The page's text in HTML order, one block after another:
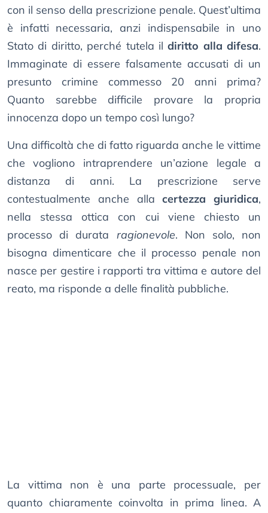
con il senso della prescrizione penale. Quest’ultima
è infatti necessaria, anzi indispensabile in uno
Stato di diritto, perché tutela ildiritto alla difesa.
Immaginate di essere falsamente accusati di un
presunto crimine commesso 20 anni prima?
Quanto sarebbe difficile provare la propria
innocenza dopo un tempo così lungo?
Una difficoltà che di fatto riguarda anche le vittime
che vogliono intraprendere un’azione legale a
distanza di anni. La prescrizione serve
contestualmente anche allacertezza giuridica,
nella stessa ottica con cui viene chiesto un
processo di durata ragionevole. Non solo, non
bisogna dimenticare che il processo penale non
nasce per gestire i rapporti tra vittima e autore del
reato, ma risponde a delle finalità pubbliche.
La vittima non è una parte processuale, per
quanto chiaramente coinvolta in prima linea. A